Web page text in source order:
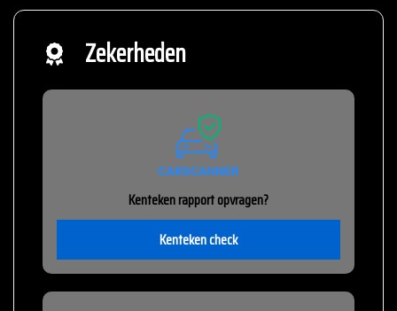
Zekerheden
Kenteken rapport opvragen?
Kenteken check